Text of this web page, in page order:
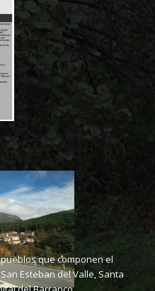
que componen el
Esteban del Valle, Santa